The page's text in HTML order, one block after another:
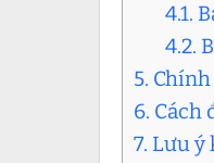
4.1.
4.2.
5.
6. Cách
7. Lưu